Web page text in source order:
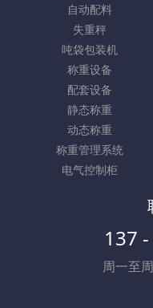
自动配料
失重秤
吨袋包装机
称重设备
配套设备
静态称重
动态称重
称重管理系统
电气控制柜
137
周一至